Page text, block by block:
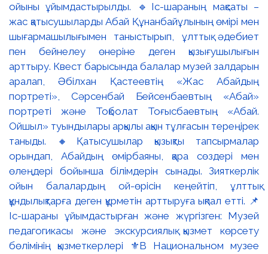
ойыны ұйымдастырылды. 🔹Іс-шараның мақсаты –
жас қатысушыларды Абай Құнанбайұлының өмірі мен
шығармашылығымен таныстырып, ұлттық әдебиет
пен бейнелеу өнеріне деген қызығушылығын
арттыру. Квест барысында балалар музей залдарын
аралап, Әбілхан Қастеевтің «Жас Абайдың
портреті», Сәрсенбай Бейсенбаевтың «Абай»
портреті және Тоқболат Тоғысбаевтың «Абай.
Ойшыл» туындылары арқылы ақын тұлғасын тереңірек
таныды. 🔸Қатысушылар қызықты тапсырмалар
орындап, Абайдың өмірбаяны, қара сөздері мен
өлеңдері бойынша білімдерін сынады. Зияткерлік
ойын балалардың ой-өрісін кеңейтіп, ұлттық
құндылықтарға деген құрметін арттыруға ықпал етті. 📌
Іс-шараны ұйымдастырған және жүргізген: Музей
педагогикасы және экскурсиялық қызмет көрсету
бөлімінің қызметкерлері ⚜️В Национальном музее